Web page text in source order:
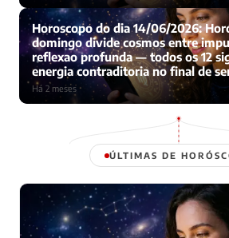
Horoscopo do dia 14/06/2026:
domingo divide cosmos entre
reflexao profunda — todos os 12
energia contraditoria no final de
Há 2 meses
ÚLTIMAS DE